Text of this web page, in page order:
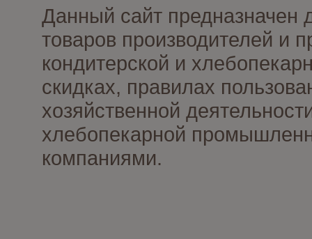
Данный сайт предназначен
товаров производителей и
кондитерской и
скидках, правилах
хозяйственной
хлебопекарной
компаниями.